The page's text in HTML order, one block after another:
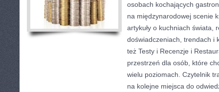
osobach kochających
na międzynarodowej scenie
artykuły o kuchniach świata,
doświadczeniach, trendach i
też Testy i Recenzje i
przestrzeń dla osób, które
wielu poziomach. Czytelnik
na kolejne miejsca do